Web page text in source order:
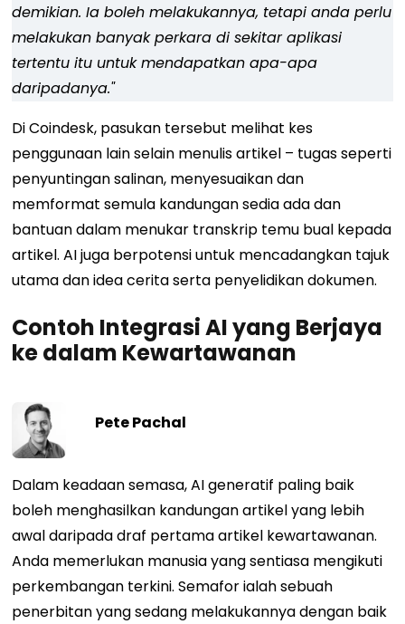
demikian. Ia boleh melakukannya, tetapi anda perlu
melakukan banyak perkara di sekitar aplikasi
tertentu itu untuk mendapatkan apa-apa
daripadanya."
Di Coindesk, pasukan tersebut melihat kes
penggunaan lain selain menulis artikel – tugas seperti
penyuntingan salinan, menyesuaikan dan
memformat semula kandungan sedia ada dan
bantuan dalam menukar transkrip temu bual kepada
artikel. AI juga berpotensi untuk mencadangkan tajuk
utama dan idea cerita serta penyelidikan dokumen.
Contoh Integrasi AI yang Berjaya
ke dalam Kewartawanan
Pete Pachal
Dalam keadaan semasa, AI generatif paling baik
boleh menghasilkan kandungan artikel yang lebih
awal daripada draf pertama artikel kewartawanan.
Anda memerlukan manusia yang sentiasa mengikuti
perkembangan terkini. Semafor ialah sebuah
penerbitan yang sedang melakukannya dengan baik